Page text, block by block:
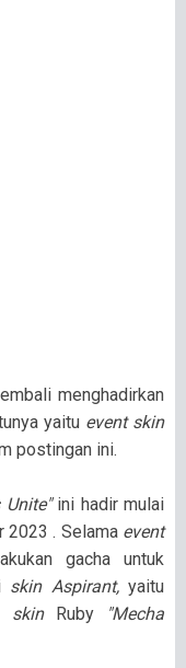
menghadirkan
yaitu event skin
postingan ini.
Unite"ini hadir mulai
2023 . Selama event
gacha untuk
skin Aspirant, yaitu
skinRuby
"Mecha